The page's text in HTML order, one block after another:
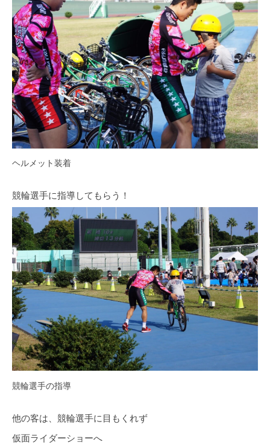
ヘルメット装着
競輪選手に指導してもらう！
競輪選手の指導
他の客は、競輪選手に目もくれず
仮面ライダーショーへ